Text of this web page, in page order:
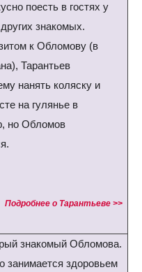
поесть в гостях у
знакомых.
к Обломову (в
Тарантьев
нанять коляску и
на гулянье в
но Обломов
Подробнее о Тарантьеве >>
знакомый Обломова.
занимается здоровьем